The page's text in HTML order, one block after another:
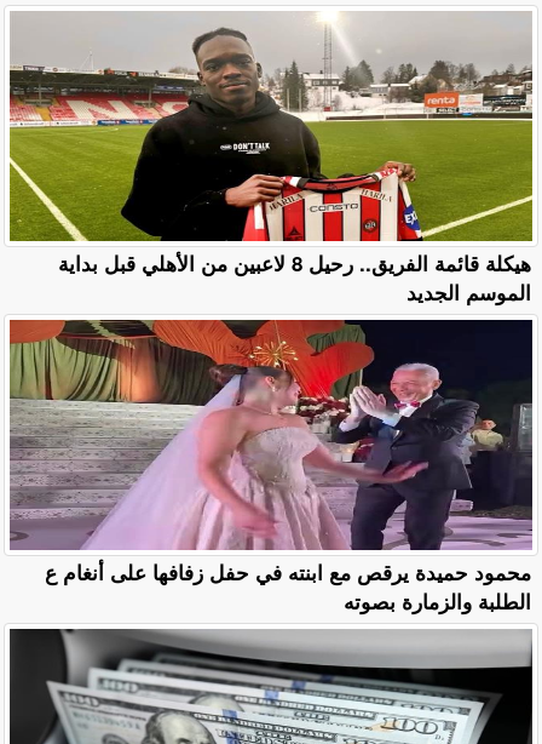
هيكلة قائمة الفريق.. رحيل 8 لاعبين من الأهلي قبل بداية
الموسم الجديد
محمود حميدة يرقص مع ابنته في حفل زفافها على أنغام ع
الطلبة والزمارة بصوته